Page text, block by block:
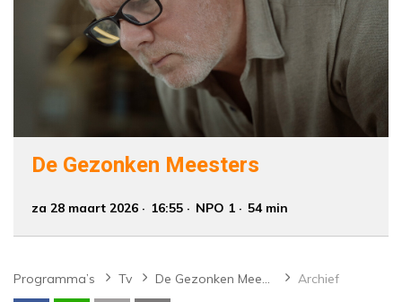
De Gezonken Meesters
za 28 maart 2026 16:55 NPO 1 54 min
Programma’s Tv De Gezonken Meesters Archief